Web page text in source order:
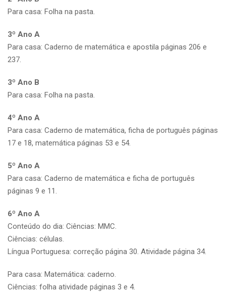
Para casa: Folha na pasta.
3º Ano A
Para casa: Caderno de matemática e apostila páginas 206 e
237.
3º Ano B
Para casa: Folha na pasta.
4º Ano A
Para casa: Caderno de matemática, ficha de português páginas
17 e 18, matemática páginas 53 e 54.
5º Ano A
Para casa: Caderno de matemática e ficha de português
páginas 9 e 11.
6º Ano A
Conteúdo do dia: Ciências: MMC.
Ciências: células.
Língua Portuguesa: correção página 30. Atividade página 34.
Para casa: Matemática: caderno.
Ciências: folha atividade páginas 3 e 4.